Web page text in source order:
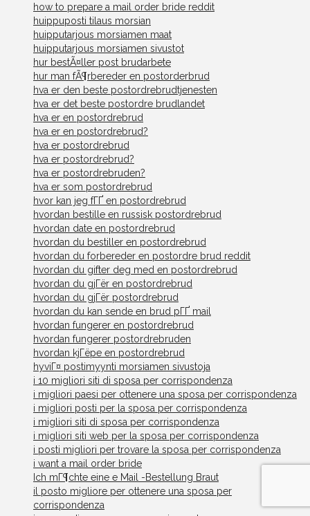
how to prepare a mail order bride reddit
huippuposti tilaus morsian
huipputarjous morsiamen maat
huipputarjous morsiamen sivustot
hur bestÃ¤ller post brudarbete
hur man fÃ¶rbereder en postorderbrud
hva er den beste postordrebrudtjenesten
hva er det beste postordre brudlandet
hva er en postordrebrud
hva er en postordrebrud?
hva er postordrebrud
hva er postordrebrud?
hva er postordrebruden?
hva er som postordrebrud
hvor kan jeg fГҐ en postordrebrud
hvordan bestille en russisk postordrebrud
hvordan date en postordrebrud
hvordan du bestiller en postordrebrud
hvordan du forbereder en postordre brud reddit
hvordan du gifter deg med en postordrebrud
hvordan du gjГёr en postordrebrud
hvordan du gjГёr postordrebrud
hvordan du kan sende en brud pГҐ mail
hvordan fungerer en postordrebrud
hvordan fungerer postordrebruden
hvordan kjГёpe en postordrebrud
hyviГ¤ postimyynti morsiamen sivustoja
i 10 migliori siti di sposa per corrispondenza
i migliori paesi per ottenere una sposa per corrispondenza
i migliori posti per la sposa per corrispondenza
i migliori siti di sposa per corrispondenza
i migliori siti web per la sposa per corrispondenza
i posti migliori per trovare la sposa per corrispondenza
i want a mail order bride
Ich mГ¶chte eine e Mail -Bestellung Braut
il posto migliore per ottenere una sposa per
corrispondenza